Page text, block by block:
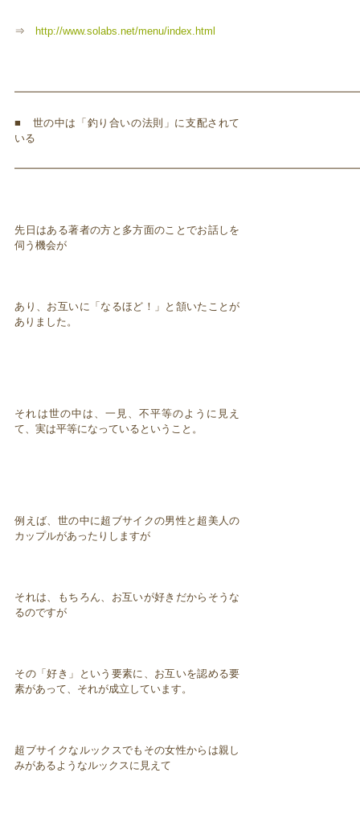
⇒http://www.solabs.net/menu/index.html
■ 世の中は「釣り合いの法則」に支配されて
いる
先日はある著者の方と多方面のことでお話しを
伺う機会が
あり、お互いに「なるほど！」と頷いたことが
ありました。
それは世の中は、一見、不平等のように見え
て、実は平等になっているということ。
例えば、世の中に超ブサイクの男性と超美人の
カップルがあったりしますが
それは、もちろん、お互いが好きだからそうな
るのですが
その「好き」という要素に、お互いを認める要
素があって、それが成立しています。
超ブサイクなルックスでもその女性からは親し
みがあるようなルックスに見えて